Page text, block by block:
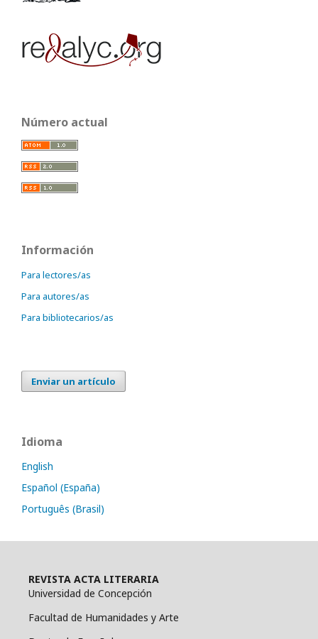
Número actual
Información
Para lectores/as
Para autores/as
Para bibliotecarios/as
Enviar un artículo
Idioma
English
Español (España)
Português (Brasil)
REVISTA ACTA LITERARIA
Universidad de Concepción
Facultad de Humanidades y Arte